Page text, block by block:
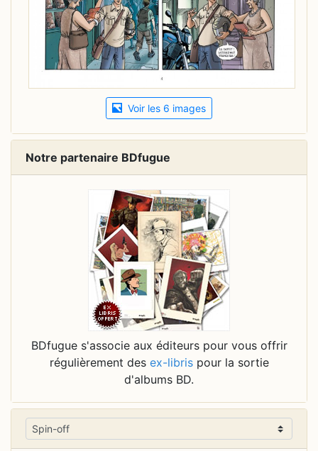
Voir les 6 images
Notre partenaire BDfugue
BDfugue s'associe aux éditeurs pour vous offrir
régulièrement des ex-librispour la sortie
d'albums BD.